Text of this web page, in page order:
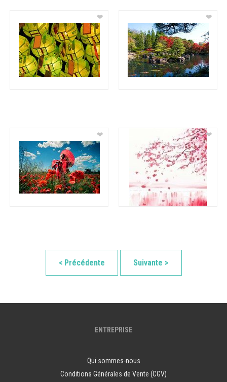
❤ ❤
❤ ❤
< Précédente Suivante >
ENTREPRISE
Qui sommes-nous
Conditions Générales de Vente (CGV)